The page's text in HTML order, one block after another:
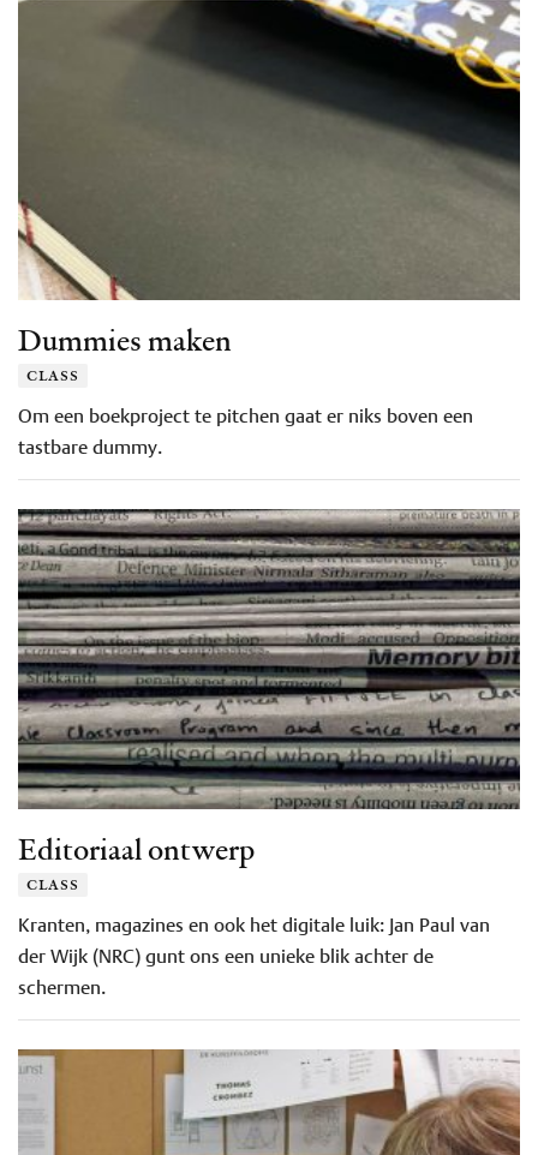
Dummies maken
class
Om een boekproject te pitchen gaat er niks boven een
tastbare dummy.
Editoriaal ontwerp
class
Kranten, magazines en ook het digitale luik: Jan Paul van
der Wijk (NRC) gunt ons een unieke blik achter de
schermen.